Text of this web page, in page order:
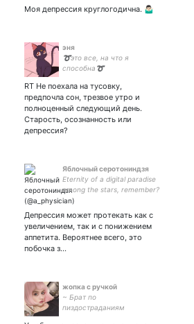
Моя депрессия круглогодична. 🤷🏻‍♂️
эня
➰это все, на что я
способна➰
RT Не поехала на тусовку,
предпочла сон, трезвое утро и
полноценный следующий день.
Старость, осознанность или
депрессия?
Яблочный серотониндзя
Eternity of a digital paradise
among the stars, remember?
Два воксела,
пространства.
Рентгенолог, who happens
to love психиатрию
Депрессия может протекать как с
увеличением, так и с понижением
аппетита. Вероятнее всего, это
побочка з…
жопка с ручкой
~ Брат по
пиздостраданиям